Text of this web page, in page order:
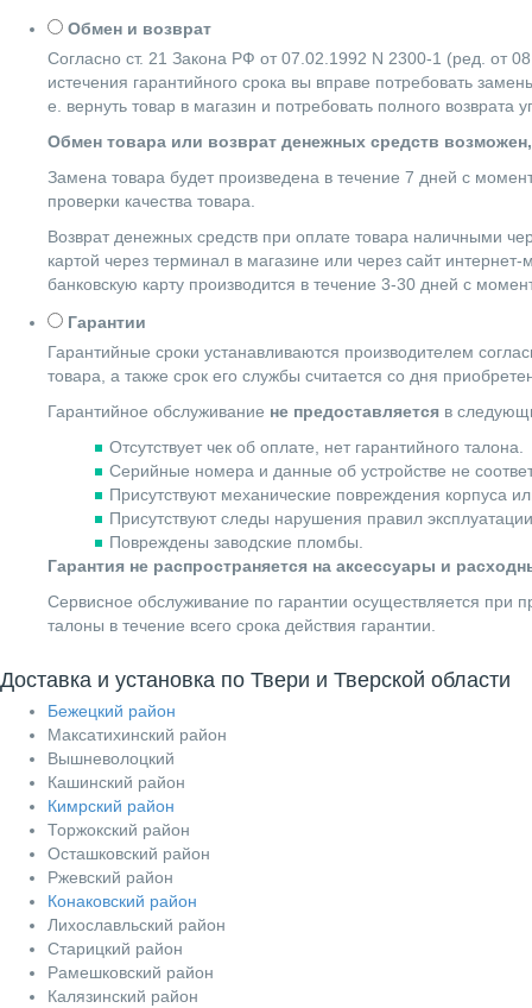
Обмен и возврат
Согласно ст. 21 Закона РФ от 07.02.1992 N 2300-1 (ред. от
истечения гарантийного срока вы вправе потребовать
е. вернуть товар в магазин и потребовать полного
Обмен товара или возврат денежных средств
Замена товара будет произведена в течение 7 дней с
проверки качества товара.
Возврат денежных средств при оплате товара наличными
картой через терминал в магазине или через сайт
банковскую карту производится в течение 3-30 дней с
Гарантии
Гарантийные сроки устанавливаются производителем
товара, а также срок его службы считается со дня
Гарантийное обслуживание не предоставляется в
Отсутствует чек об оплате, нет гарантийного талона.
Серийные номера и данные об устройстве не
Присутствуют механические повреждения корпуса
Присутствуют следы нарушения правил
Повреждены заводские пломбы.
Гарантия не распространяется на аксессуары и
Сервисное обслуживание по гарантии осуществляется при
талоны в течение всего срока действия гарантии.
Доставка и установка по Твери и Тверской области
Бежецкий район
Максатихинский район
Вышневолоцкий
Кашинский район
Кимрский район
Торжокский район
Осташковский район
Ржевский район
Конаковский район
Лихославльский район
Старицкий район
Рамешковский район
Калязинский район